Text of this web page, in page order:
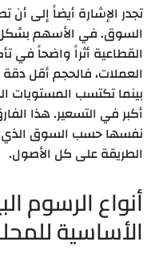
تجدر الإشارة أيضاً إلى أن
السوق. في الأسهم بشكل
القطاعية أثراً واضحاً في
العملات، فالحجم أقل
بينما تكتسب المستويات
أكبر في التسعير. هذا
نفسها حسب السوق الذي
الطريقة على كل الأصول.
أنواع الرسوم
الأساسية